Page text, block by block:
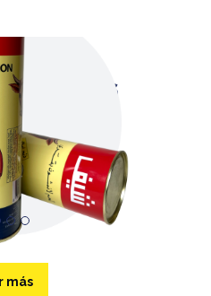
PRODUCTOS
Halal 840g
↗
más